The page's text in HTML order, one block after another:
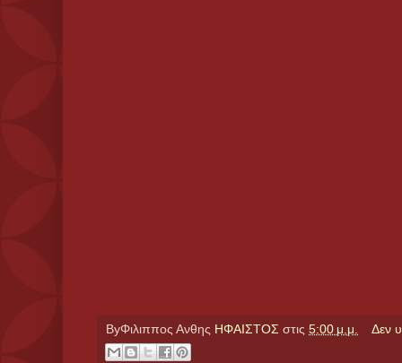
ByΦιλιππος Ανθης ΗΦΑΙΣΤΟΣ στις 5:00 μ.μ. Δεν